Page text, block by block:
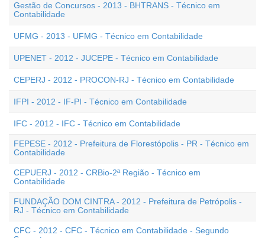
Gestão de Concursos - 2013 - BHTRANS - Técnico em
Contabilidade
UFMG - 2013 - UFMG - Técnico em Contabilidade
UPENET - 2012 - JUCEPE - Técnico em Contabilidade
CEPERJ - 2012 - PROCON-RJ - Técnico em Contabilidade
IFPI - 2012 - IF-PI - Técnico em Contabilidade
IFC - 2012 - IFC - Técnico em Contabilidade
FEPESE - 2012 - Prefeitura de Florestópolis - PR - Técnico em
Contabilidade
CEPUERJ - 2012 - CRBio-2ª Região - Técnico em
Contabilidade
FUNDAÇÃO DOM CINTRA - 2012 - Prefeitura de Petrópolis -
RJ - Técnico em Contabilidade
CFC - 2012 - CFC - Técnico em Contabilidade - Segundo